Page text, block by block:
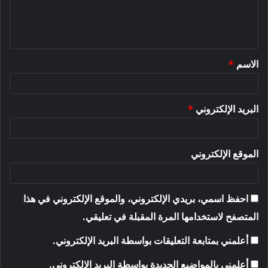
*
الاسم *
البريد الإلكتروني *
الموقع الإلكتروني
احفظ اسمي، بريدي الإلكتروني، والموقع الإلكتروني في هذا
المتصفح لاستخدامها المرة المقبلة في تعليقي.
أعلمني بمتابعة التعليقات بواسطة البريد الإلكتروني.
أعلمني بالمواضيع الجديدة بواسطة البريد الإلكتروني.